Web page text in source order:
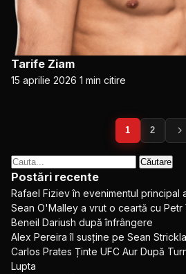
Tarife Ziam
15 aprilie 2026 1 min citire
Pagina
postărilor
1 2
Cauta
dupa:
Postări recente
Rafael Fiziev în evenimentul principal
Sean O'Malley a vrut o ceartă cu Petr
Beneil Dariush după înfrângere
Alex Pereira îl susține pe Sean
Carlos Prates Ținte UFC Aur După
Lupta